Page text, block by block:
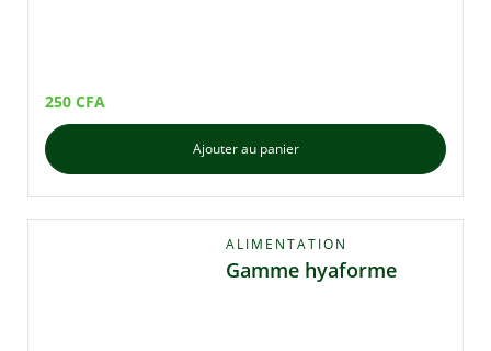
250 CFA
Ajouter au panier
ALIMENTATION
Gamme hyaforme